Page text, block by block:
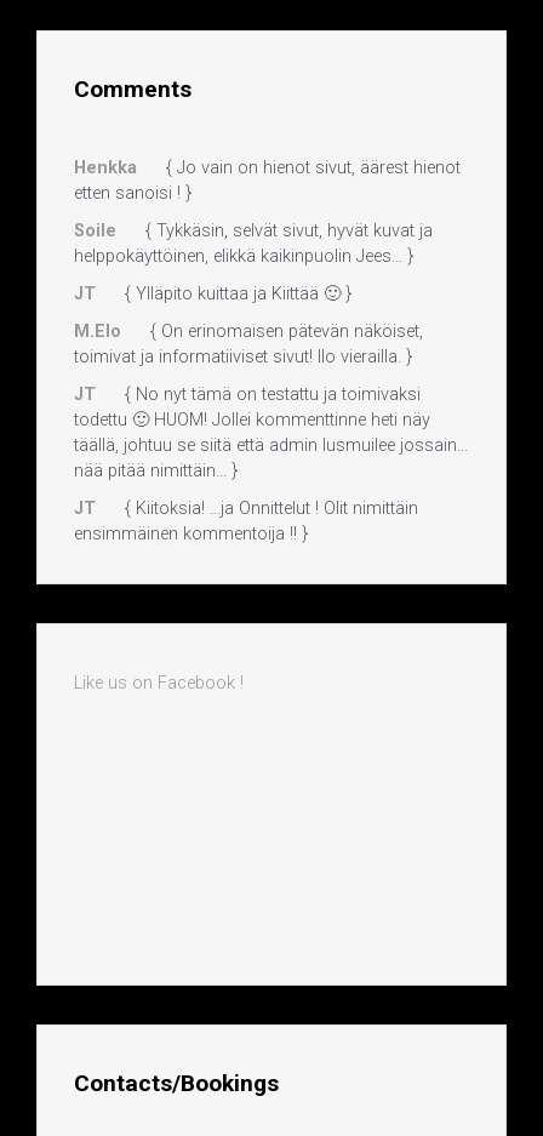
Comments
Henkka
{ Jo vain on hienot sivut, äärest hienot
etten sanoisi ! }
Soile
{ Tykkäsin, selvät sivut, hyvät kuvat ja
helppokäyttöinen, elikkä kaikinpuolin Jees... }
JT
{ Ylläpito kuittaa ja Kiittää 🙂 }
M.Elo
{ On erinomaisen pätevän näköiset,
toimivat ja informatiiviset sivut! Ilo vierailla. }
JT
{ No nyt tämä on testattu ja toimivaksi
todettu 🙂 HUOM! Jollei kommenttinne heti näy
täällä, johtuu se siitä että admin lusmuilee jossain...
nää pitää nimittäin... }
JT
{ Kiitoksia! ...ja Onnittelut ! Olit nimittäin
ensimmäinen kommentoija !! }
Like us on Facebook !
Contacts/Bookings